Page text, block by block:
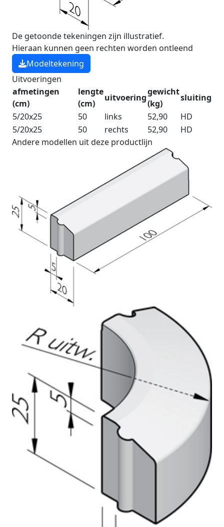
De getoonde tekeningen zijn illustratief.
Hieraan kunnen geen rechten worden ontleend
Modeltekening
Uitvoeringen
afmetingen
(cm)
lengte
(cm)
uitvoering
gewicht
(kg)
sluiting
5/20x25
50 links 52,90
HD
5/20x25
50 rechts 52,90
HD
Andere modellen uit deze productlijn